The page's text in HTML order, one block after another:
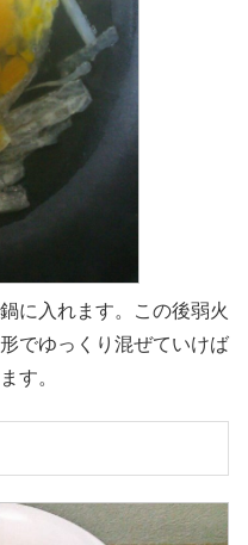
に入れます。この後弱火
でゆっくり混ぜていけば
す。